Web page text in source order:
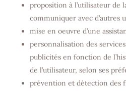
proposition à l’utilisateur de
communiquer avec d’autres
mise en oeuvre d’une
personnalisation des
publicités en fonction de
de l’utilisateur, selon ses
prévention et détection des